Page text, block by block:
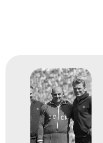
XVIII. nyári
Dobószámok